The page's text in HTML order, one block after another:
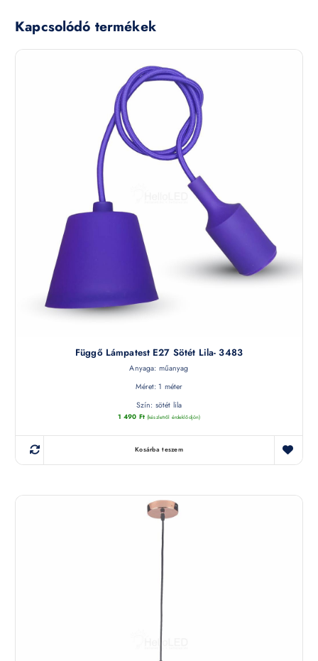
Kapcsolódó termékek
Függő Lámpatest E27 Sötét Lila- 3483
Anyaga: műanyag
Méret: 1 méter
Szín: sötét lila
1 490 Ft (készletről érdeklődjön)
Kosárba teszem